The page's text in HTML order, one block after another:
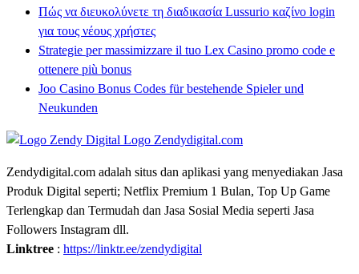
Πώς να διευκολύνετε τη διαδικασία Lussurio καζίνο login
για τους νέους χρήστες
Strategie per massimizzare il tuo Lex Casino promo code e
ottenere più bonus
Joo Casino Bonus Codes für bestehende Spieler und
Neukunden
Zendydigital.com adalah situs dan aplikasi yang menyediakan Jasa
Produk Digital seperti; Netflix Premium 1 Bulan, Top Up Game
Terlengkap dan Termudah dan Jasa Sosial Media seperti Jasa
Followers Instagram dll.
Linktree : https://linktr.ee/zendydigital